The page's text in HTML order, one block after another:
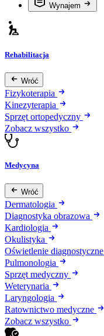
Wynajem
Rehabilitacja
Wróć
Fizykoterapia
Kinezyterapia
Sprzęt ortopedyczny
Zobacz wszystko
Medycyna
Wróć
Dermatologia
Diagnostyka obrazowa
Kardiologia
Okulistyka
Oświetlenie diagnostyczne
Pulmonologia
Sprzęt medyczny
Weterynaria
Laryngologia
Ratownictwo medyczne
Zobacz wszystko